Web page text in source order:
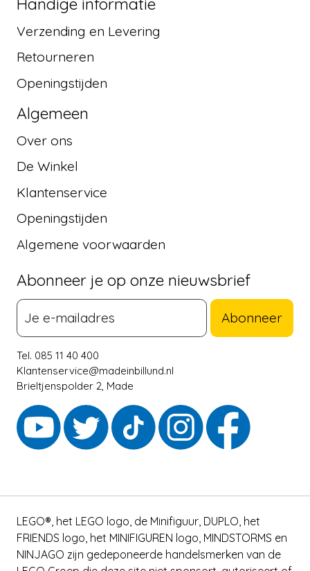
Handige informatie
Verzending en Levering
Retourneren
Openingstijden
Algemeen
Over ons
De Winkel
Klantenservice
Openingstijden
Algemene voorwaarden
Abonneer je op onze nieuwsbrief
Abonneer
Tel. 085 11 40 400
Klantenservice@madeinbillund.nl
Brieltjenspolder 2, Made
LEGO®, het LEGO logo, de Minifiguur, DUPLO, het
FRIENDS logo, het MINIFIGUREN logo, MINDSTORMS en
NINJAGO zijn gedeponeerde handelsmerken van de